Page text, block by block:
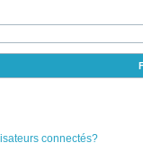
connectés?